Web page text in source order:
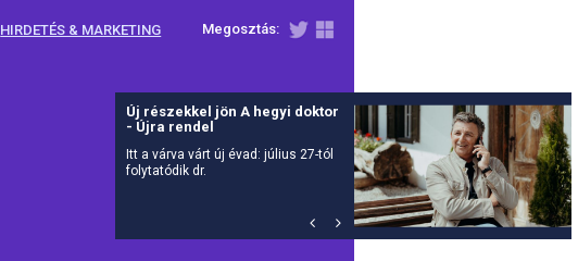
Megosztás:
HIRDETÉS & MARKETING
Új részekkel jön A hegyi doktor
- Újra rendel
Itt a várva várt új évad: július 27-tól
folytatódik dr.